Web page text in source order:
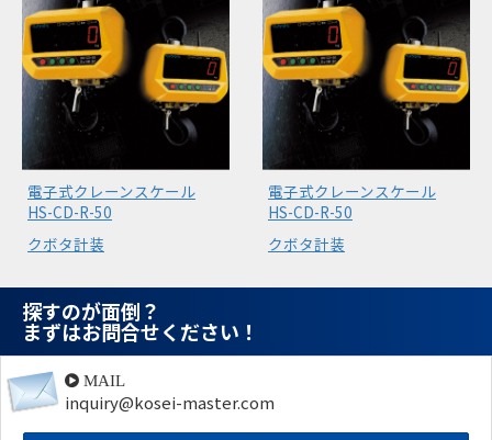
電子式クレーンスケール
HS-CD-R-50
クボタ計装
電子式クレーンスケール
HS-CD-R-50
クボタ計装
探すのが面倒？
まずはお問合せください！
MAIL
inquiry@kosei-master.com